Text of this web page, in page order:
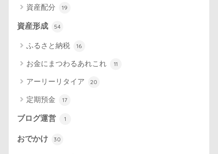
資産配分 19
資産形成 54
ふるさと納税 16
お金にまつわるあれこれ 11
アーリーリタイア 20
定期預金 17
ブログ運営 1
おでかけ 30